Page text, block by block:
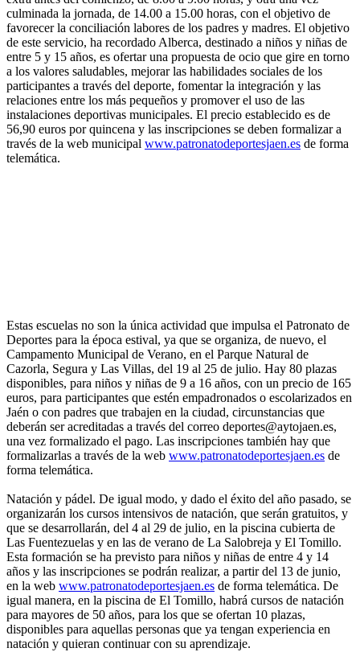
culminada la jornada, de 14.00 a 15.00 horas, con el objetivo de
favorecer la conciliación labores de los padres y madres. El objetivo
de este servicio, ha recordado Alberca, destinado a niños y niñas de
entre 5 y 15 años, es ofertar una propuesta de ocio que gire en torno
a los valores saludables, mejorar las habilidades sociales de los
participantes a través del deporte, fomentar la integración y las
relaciones entre los más pequeños y promover el uso de las
instalaciones deportivas municipales. El precio establecido es de
56,90 euros por quincena y las inscripciones se deben formalizar a
través de la web municipal www.patronatodeportesjaen.es de forma
telemática.
Estas escuelas no son la única actividad que impulsa el Patronato de
Deportes para la época estival, ya que se organiza, de nuevo, el
Campamento Municipal de Verano, en el Parque Natural de
Cazorla, Segura y Las Villas, del 19 al 25 de julio. Hay 80 plazas
disponibles, para niños y niñas de 9 a 16 años, con un precio de 165
euros, para participantes que estén empadronados o escolarizados en
Jaén o con padres que trabajen en la ciudad, circunstancias que
deberán ser acreditadas a través del correo deportes@aytojaen.es,
una vez formalizado el pago. Las inscripciones también hay que
formalizarlas a través de la web www.patronatodeportesjaen.es de
forma telemática.
Natación y pádel. De igual modo, y dado el éxito del año pasado, se
organizarán los cursos intensivos de natación, que serán gratuitos, y
que se desarrollarán, del 4 al 29 de julio, en la piscina cubierta de
Las Fuentezuelas y en las de verano de La Salobreja y El Tomillo.
Esta formación se ha previsto para niños y niñas de entre 4 y 14
años y las inscripciones se podrán realizar, a partir del 13 de junio,
en la web www.patronatodeportesjaen.es de forma telemática. De
igual manera, en la piscina de El Tomillo, habrá cursos de natación
para mayores de 50 años, para los que se ofertan 10 plazas,
disponibles para aquellas personas que ya tengan experiencia en
natación y quieran continuar con su aprendizaje.